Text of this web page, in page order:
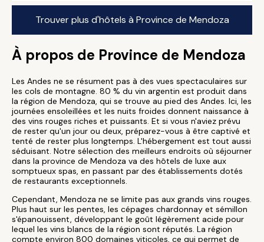
Trouver plus d'hôtels à Province de Mendoza
À propos de Province de Mendoza
Les Andes ne se résument pas à des vues spectaculaires sur
les cols de montagne. 80 % du vin argentin est produit dans
la région de Mendoza, qui se trouve au pied des Andes. Ici, les
journées ensoleillées et les nuits froides donnent naissance à
des vins rouges riches et puissants. Et si vous n'aviez prévu
de rester qu'un jour ou deux, préparez-vous à être captivé et
tenté de rester plus longtemps. L'hébergement est tout aussi
séduisant. Notre sélection des meilleurs endroits où séjourner
dans la province de Mendoza va des hôtels de luxe aux
somptueux spas, en passant par des établissements dotés
de restaurants exceptionnels.
Cependant, Mendoza ne se limite pas aux grands vins rouges.
Plus haut sur les pentes, les cépages chardonnay et sémillon
s'épanouissent, développant le goût légèrement acide pour
lequel les vins blancs de la région sont réputés. La région
compte environ 800 domaines viticoles, ce qui permet de